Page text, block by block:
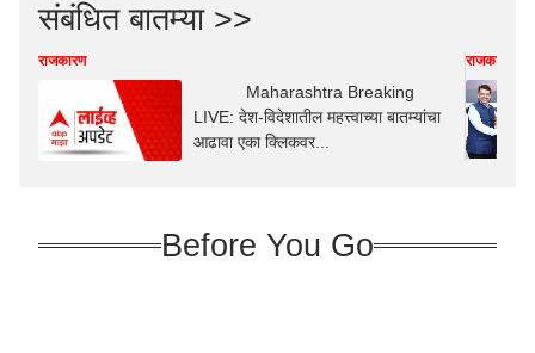
संबंधित बातम्या >>
राजकारण
Maharashtra Breaking
LIVE: देश-विदेशातील महत्त्वाच्या बातम्यांचा
आढावा एका क्लिकवर...
राजकारण
Before You Go